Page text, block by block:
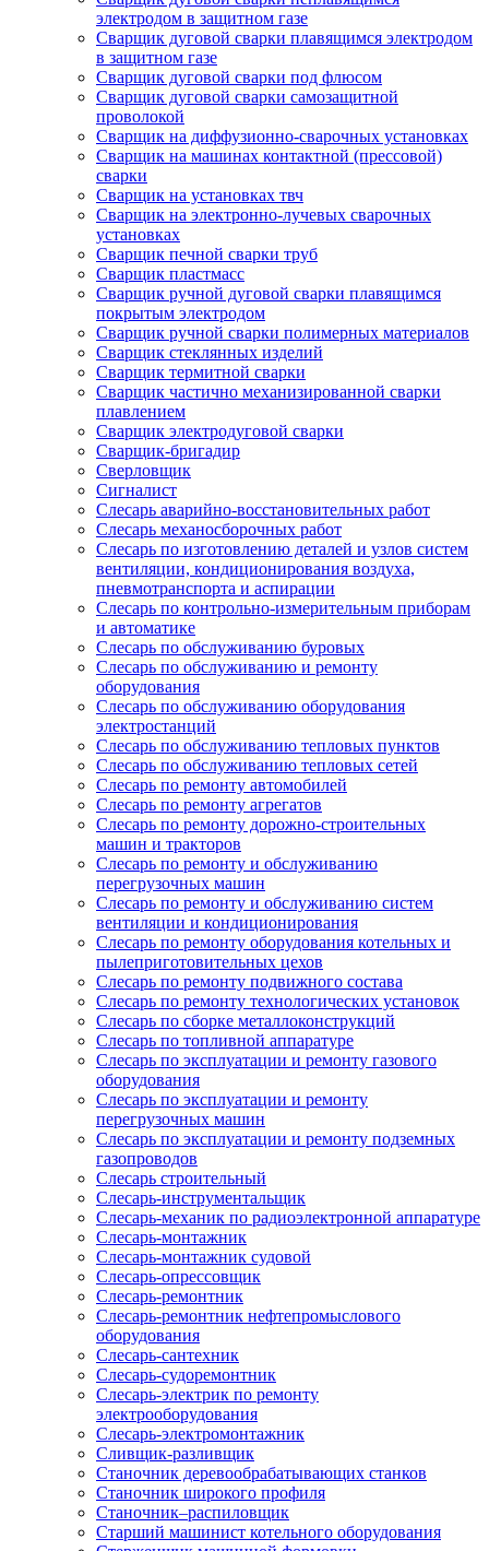
электродом в защитном газе
Сварщик дуговой сварки плавящимся электродом
в защитном газе
Сварщик дуговой сварки под флюсом
Сварщик дуговой сварки самозащитной
проволокой
Сварщик на диффузионно-сварочных установках
Сварщик на машинах контактной (прессовой)
сварки
Сварщик на установках твч
Сварщик на электронно-лучевых сварочных
установках
Сварщик печной сварки труб
Сварщик пластмасс
Сварщик ручной дуговой сварки плавящимся
покрытым электродом
Сварщик ручной сварки полимерных материалов
Сварщик стеклянных изделий
Сварщик термитной сварки
Сварщик частично механизированной сварки
плавлением
Сварщик электродуговой сварки
Сварщик-бригадир
Сверловщик
Сигналист
Слесарь аварийно-восстановительных работ
Слесарь механосборочных работ
Слесарь по изготовлению деталей и узлов систем
вентиляции, кондиционирования воздуха,
пневмотранспорта и аспирации
Слесарь по контрольно-измерительным приборам
и автоматике
Слесарь по обслуживанию буровых
Слесарь по обслуживанию и ремонту
оборудования
Слесарь по обслуживанию оборудования
электростанций
Слесарь по обслуживанию тепловых пунктов
Слесарь по обслуживанию тепловых сетей
Слесарь по ремонту автомобилей
Слесарь по ремонту агрегатов
Слесарь по ремонту дорожно-строительных
машин и тракторов
Слесарь по ремонту и обслуживанию
перегрузочных машин
Слесарь по ремонту и обслуживанию систем
вентиляции и кондиционирования
Слесарь по ремонту оборудования котельных и
пылеприготовительных цехов
Слесарь по ремонту подвижного состава
Слесарь по ремонту технологических установок
Слесарь по сборке металлоконструкций
Слесарь по топливной аппаратуре
Слесарь по эксплуатации и ремонту газового
оборудования
Слесарь по эксплуатации и ремонту
перегрузочных машин
Слесарь по эксплуатации и ремонту подземных
газопроводов
Слесарь строительный
Слесарь-инструментальщик
Слесарь-механик по радиоэлектронной аппаратуре
Слесарь-монтажник
Слесарь-монтажник судовой
Слесарь-опрессовщик
Слесарь-ремонтник
Слесарь-ремонтник нефтепромыслового
оборудования
Слесарь-сантехник
Слесарь-судоремонтник
Слесарь-электрик по ремонту
электрооборудования
Слесарь-электромонтажник
Сливщик-разливщик
Станочник деревообрабатывающих станков
Станочник широкого профиля
Станочник–распиловщик
Старший машинист котельного оборудования